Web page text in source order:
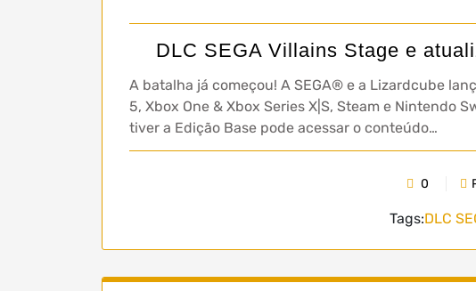
DLC SEGA Villains Stage e
A batalha já começou! A SEGA® e a Lizardcube
5, Xbox One & Xbox Series X|S, Steam e Nintendo
tiver a Edição Base pode acessar o conteúdo…
0
Tags:DLC